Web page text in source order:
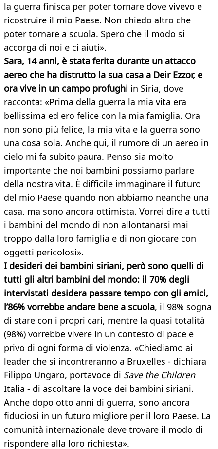
la guerra finisca per poter tornare dove vivevo e
ricostruire il mio Paese. Non chiedo altro che
poter tornare a scuola. Spero che il modo si
accorga di noi e ci aiuti».
Sara, 14 anni, è stata ferita durante un attacco
aereo che ha distrutto la sua casa a Deir Ezzor, e
ora vive in un campo profughi in Siria, dove
racconta: «Prima della guerra la mia vita era
bellissima ed ero felice con la mia famiglia. Ora
non sono più felice, la mia vita e la guerra sono
una cosa sola. Anche qui, il rumore di un aereo in
cielo mi fa subito paura. Penso sia molto
importante che noi bambini possiamo parlare
della nostra vita. È difficile immaginare il futuro
del mio Paese quando non abbiamo neanche una
casa, ma sono ancora ottimista. Vorrei dire a tutti
i bambini del mondo di non allontanarsi mai
troppo dalla loro famiglia e di non giocare con
oggetti pericolosi».
I desideri dei bambini siriani, però sono quelli di
tutti gli altri bambini del mondo: il 70% degli
intervistati desidera passare tempo con gli amici,
l’86% vorrebbe andare bene a scuola, il 98% sogna
di stare con i propri cari, mentre la quasi totalità
(98%) vorrebbe vivere in un contesto di pace e
privo di ogni forma di violenza. «Chiediamo ai
leader che si incontreranno a Bruxelles - dichiara
Filippo Ungaro, portavoce di Save the Children
Italia - di ascoltare la voce dei bambini siriani.
Anche dopo otto anni di guerra, sono ancora
fiduciosi in un futuro migliore per il loro Paese. La
comunità internazionale deve trovare il modo di
rispondere alla loro richiesta».